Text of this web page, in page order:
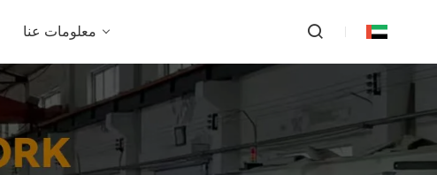
معلومات عنا